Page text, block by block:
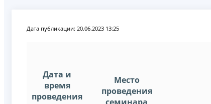
Дата публикации: 20.06.2023 13:25
Дата и
время
проведения
Место
проведения
семинара